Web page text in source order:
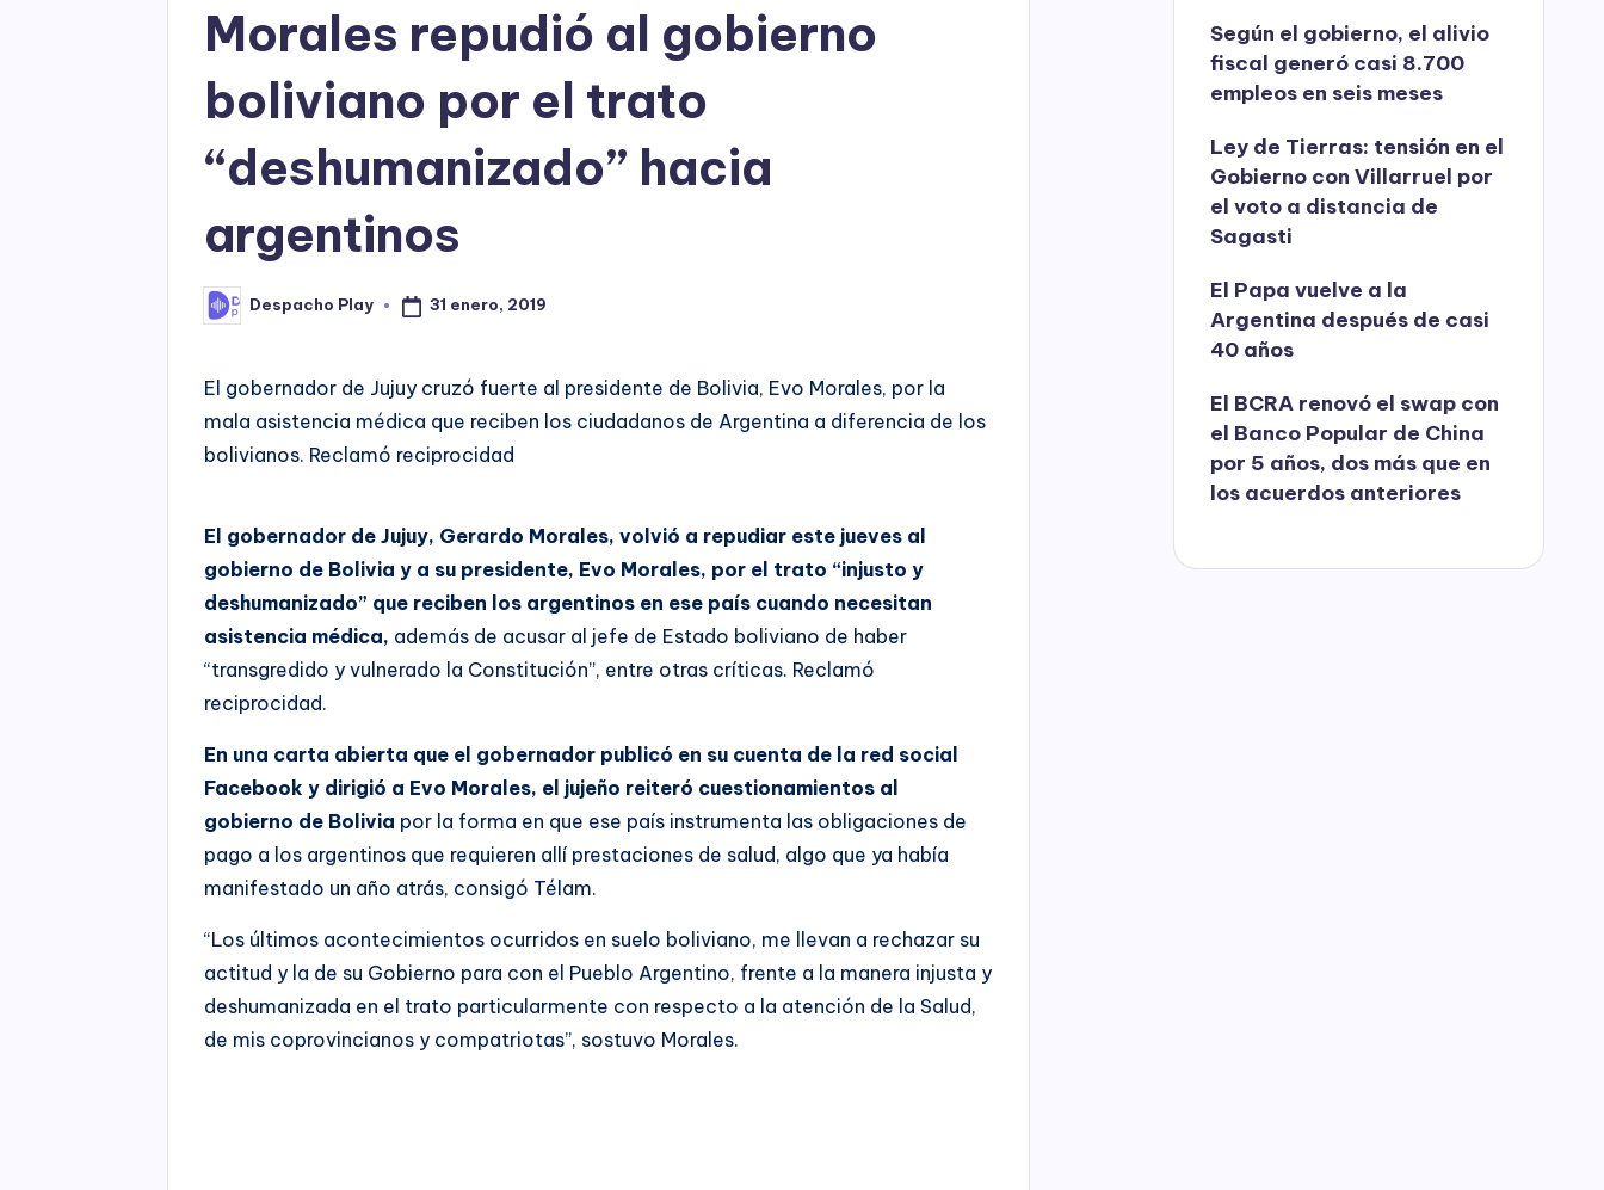
o
P
l
Morales repudió al gobierno
boliviano por el trato
“deshumanizado” hacia
argentinos
Posted
by
Despacho Play 31 enero, 2019
El gobernador de Jujuy cruzó fuerte al presidente de Bolivia, Evo Morales, por la
mala asistencia médica que reciben los ciudadanos de Argentina a diferencia de los
bolivianos. Reclamó reciprocidad
El gobernador de Jujuy, Gerardo Morales, volvió a repudiar este jueves al
gobierno de Bolivia y a su presidente, Evo Morales, por el trato “injusto y
deshumanizado” que reciben los argentinos en ese país cuando necesitan
asistencia médica, además de acusar al jefe de Estado boliviano de haber
“transgredido y vulnerado la Constitución”, entre otras críticas. Reclamó
reciprocidad.
En una carta abierta que el gobernador publicó en su cuenta de la red social
Facebook y dirigió a Evo Morales, el jujeño reiteró cuestionamientos al
gobierno de Bolivia por la forma en que ese país instrumenta las obligaciones de
pago a los argentinos que requieren allí prestaciones de salud, algo que ya había
manifestado un año atrás, consigó Télam.
“Los últimos acontecimientos ocurridos en suelo boliviano, me llevan a rechazar su
actitud y la de su Gobierno para con el Pueblo Argentino, frente a la manera injusta y
deshumanizada en el trato particularmente con respecto a la atención de la Salud,
de mis coprovincianos y compatriotas”, sostuvo Morales.
Según el gobierno, el alivio
fiscal generó casi 8.700
empleos en seis meses
Ley de Tierras: tensión en el
Gobierno con Villarruel por
el voto a distancia de
Sagasti
El Papa vuelve a la
Argentina después de casi
40 años
El BCRA renovó el swap con
el Banco Popular de China
por 5 años, dos más que en
los acuerdos anteriores